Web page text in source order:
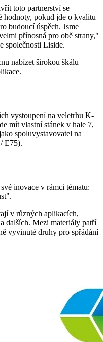
toto partnerství se
hodnoty, pokud jde o kvalitu
budoucí úspěch. Jsme
přínosná pro obě strany,"
společnosti Liside.
nabízet širokou škálu
vystoupení na veletrhu K-
mít vlastní stánek v hale 7,
spoluvystavovatel na
E75).
inovace v rámci tématu:
v různých aplikacích,
dalších. Mezi materiály patří
vyvinuté druhy pro spřádání